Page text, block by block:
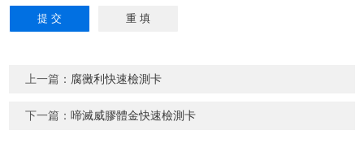
上一篇： 腐黴利快速檢測卡
下一篇：啼滅威膠體金快速檢測卡